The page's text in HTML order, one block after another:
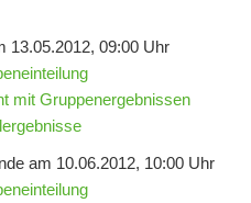
13.05.2012, 09:00 Uhr
mit Gruppenergebnissen
am 10.06.2012, 10:00 Uhr